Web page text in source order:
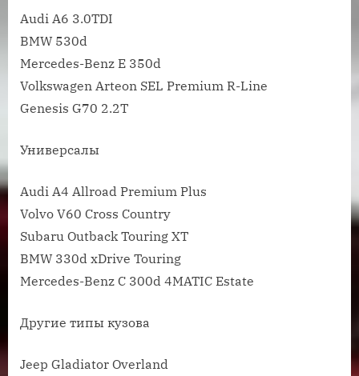
Audi A6 3.0TDI
BMW 530d
Mercedes-Benz E 350d
Volkswagen Arteon SEL Premium R-Line
Genesis G70 2.2T
Универсалы
Audi A4 Allroad Premium Plus
Volvo V60 Cross Country
Subaru Outback Touring XT
BMW 330d xDrive Touring
Mercedes-Benz C 300d 4MATIC Estate
Другие типы кузова
Jeep Gladiator Overland